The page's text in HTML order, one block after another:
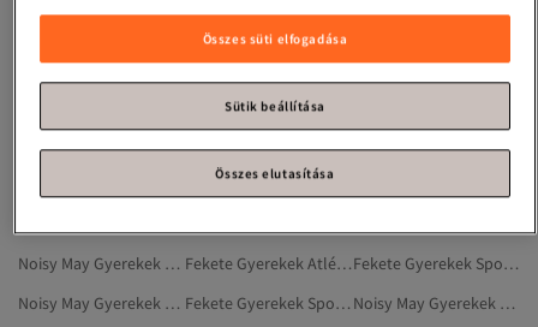
Fekete Gyerekek Sálak
Fekete Gyerekek Edzőcipők
Fekete Gyerekek Edzőcipő
Fekete Gyerekek Övek És Nadrágtartók
Fekete Gyerekek Parkák Gyerekek Zokni
Noisy May Gyerekek Ruhák
Fekete Gyerekek Atléták És Bodyk
Fekete Gyerekek Sportos Atléta
Noisy May Gyerekek Ruházat
Fekete Gyerekek Sportos Rövidnadrág
Noisy May Gyerekek Nadrágok
Összes süti elfogadása
Sütik beállítása
Összes elutasítása